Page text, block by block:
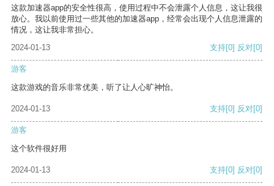
这款加速器app的安全性很高，使用过程中不会泄露个人信息，这让我很
放心。我以前使用过一些其他的加速器app，经常会出现个人信息泄露的
情况，这让我非常担心。
2024-01-13
支持[0] 反对[0]
游客
这款游戏的音乐非常优美，听了让人心旷神怡。
2024-01-13 支持[0] 反对[0]
游客
这个软件很好用
2024-01-13 支持[0] 反对[0]